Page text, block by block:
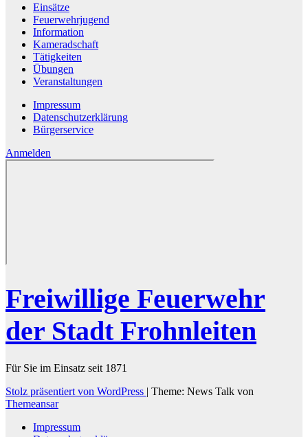
Einsätze
Feuerwehrjugend
Information
Kameradschaft
Tätigkeiten
Übungen
Veranstaltungen
Impressum
Datenschutzerklärung
Bürgerservice
Anmelden
Freiwillige Feuerwehr
der Stadt Frohnleiten
Für Sie im Einsatz seit 1871
Stolz präsentiert von WordPress | Theme: News Talk von
Themeansar
Impressum